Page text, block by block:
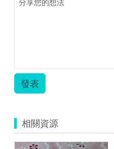
發表
相關資源